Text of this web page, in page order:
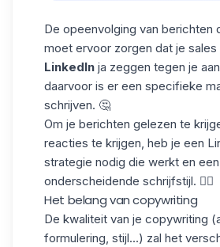
De opeenvolging van berichten
moet ervoor zorgen dat je sales
LinkedIn ja zeggen tegen je
daarvoor is er een specifieke
schrijven. 🤔
Om je berichten gelezen te
reacties te krijgen, heb je een
strategie nodig die werkt en een
onderscheidende schrijfstijl. ✍🏼
Het belang van copywriting
De kwaliteit van je copywriting
formulering, stijl...) zal het